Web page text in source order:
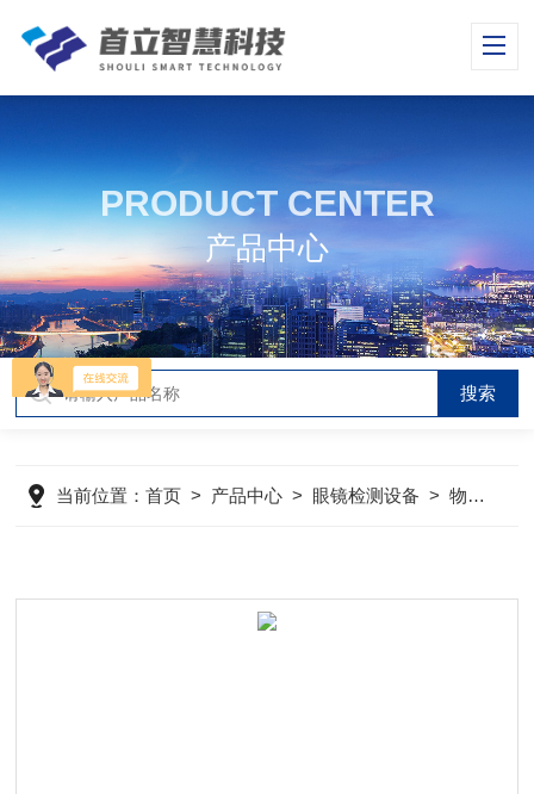
PRODUCT CENTER
产品中心
当前位置：首页 > 产品中心 > 眼镜检测设备 >物理测试系列